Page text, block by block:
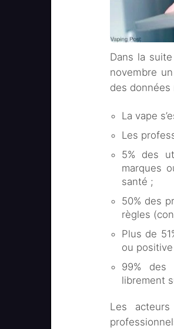
Dans la
novembre un
des données
La vape
Les
5% des
marques
santé ;
50% des
règles
Plus de
ou
99% des
librement
Les